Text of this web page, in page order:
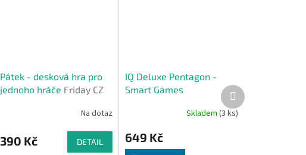
Pátek - desková hra pro
jednoho hráče Friday CZ
Na dotaz
390 Kč DETAIL
IQ Deluxe Pentagon -
Smart Games
Skladem (3 ks)
649 Kč
Další
produkt